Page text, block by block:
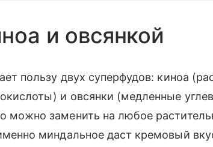
и овсянкой
пользу двух суперфудов: киноа
и овсянки (медленные
можно заменить на любое
миндальное даст кремовый